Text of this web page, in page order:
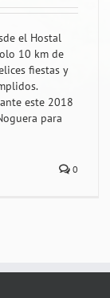
el Hostal
10 km de
fiestas y
este 2018
para
0